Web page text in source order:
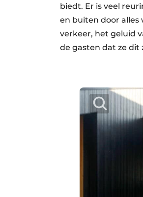
biedt. Er is veel
en buiten door
verkeer, het geluid
de gasten dat ze dit